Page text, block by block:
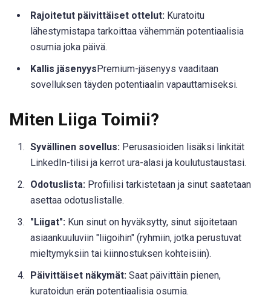
Rajoitetut päivittäiset ottelut: Kuratoitu
lähestymistapa tarkoittaa vähemmän potentiaalisia
osumia joka päivä.
Kallis jäsenyysPremium-jäsenyys vaaditaan
sovelluksen täyden potentiaalin vapauttamiseksi.
Miten Liiga Toimii?
Syvällinen sovellus: Perusasioiden lisäksi linkität
LinkedIn-tilisi ja kerrot ura-alasi ja koulutustaustasi.
Odotuslista: Profiilisi tarkistetaan ja sinut saatetaan
asettaa odotuslistalle.
"Liigat": Kun sinut on hyväksytty, sinut sijoitetaan
asiaankuuluviin "liigoihin" (ryhmiin, jotka perustuvat
mieltymyksiin tai kiinnostuksen kohteisiin).
Päivittäiset näkymät: Saat päivittäin pienen,
kuratoidun erän potentiaalisia osumia.